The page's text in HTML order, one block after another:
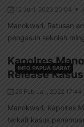
12 Juni, 2023 20:04
Manokwari, Ratusan
pengasuh sekolah
INFO PAPUA BARAT
Kapolres
Release
25 Februari, 2022 17:44
Manokwari, Kapolres
terkait kasus